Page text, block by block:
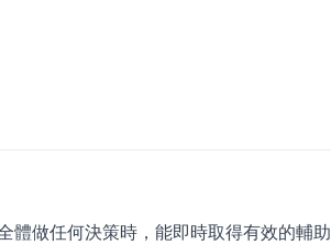
做任何決策時，能即時取得有效的輔